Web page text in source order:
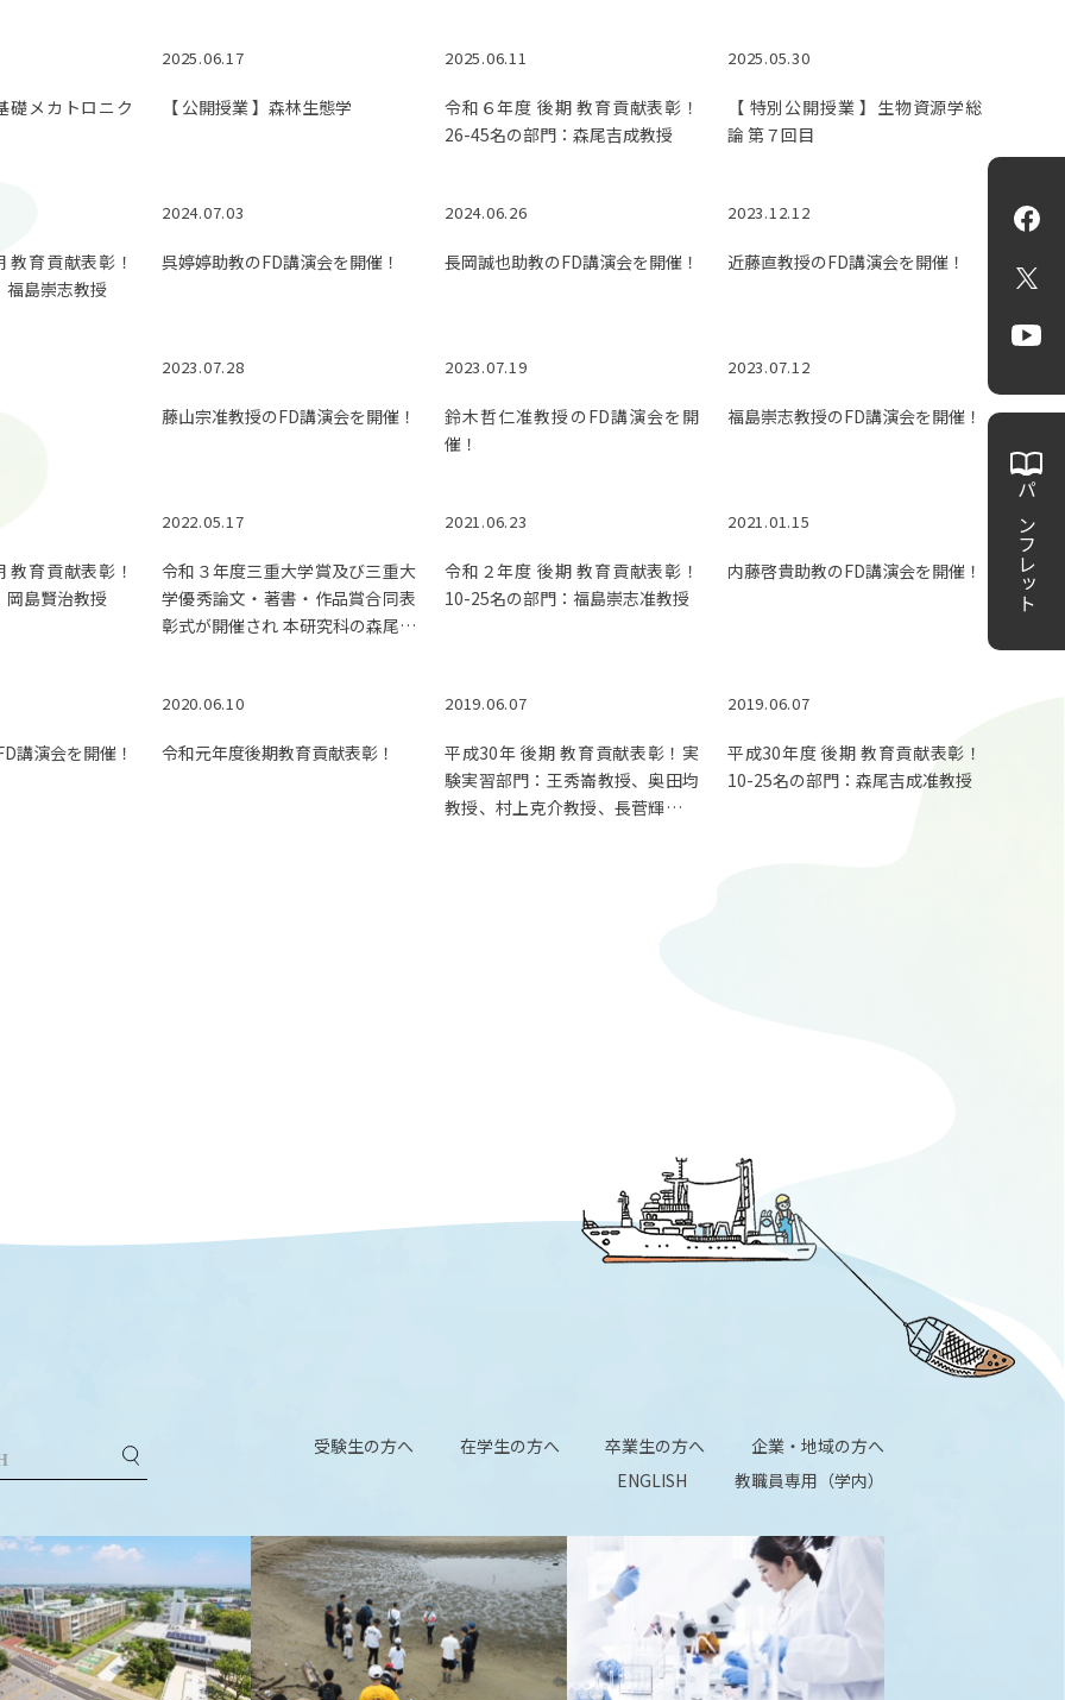
礎メカトロニク
2025.06.17
【 公開授業 】森林生態学
2025.06.11
令和６年度 後期 教育貢献表彰！
26-45名の部門：森尾吉成教授
2025.05.30
【 特別公開授業 】生物資源学総
論 第７回目
教育貢献表彰！
島崇志教授
2024.07.03
呉婷婷助教のFD講演会を開催！
2024.06.26
長岡誠也助教のFD講演会を開催！
2023.12.12
近藤直教授のFD講演会を開催！
2023.07.28
藤山宗准教授のFD講演会を開催！
2023.07.19
鈴木哲仁准教授のFD講演会を開
催！
2023.07.12
福島崇志教授のFD講演会を開催！
教育貢献表彰！
島賢治教授
2022.05.17
令和３年度三重大学賞及び三重大
学優秀論文・著書・作品賞合同表
彰式が開催され 本研究科の森尾吉
2021.06.23
令和２年度 後期 教育貢献表彰！
10-25名の部門：福島崇志准教授
2021.01.15
内藤啓貴助教のFD講演会を開催！
講演会を開催！
2020.06.10
令和元年度後期教育貢献表彰！
2019.06.07
平成30年 後期 教育貢献表彰！実
験実習部門：王秀崙教授、奥田均
教授、村上克介教授、長菅輝義准
2019.06.07
平成30年度 後期 教育貢献表彰！
10-25名の部門：森尾吉成准教授
X
パンフレット
受験生の方へ 在学生の方へ 卒業生の方へ
企業・地域の方へ
ENGLISH
教職員専用（学内）